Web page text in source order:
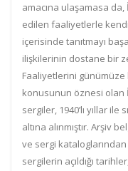
amacına ulaşamasa
edilen faaliyetlerle kendi
içerisinde tanıtmayı
ilişkilerinin dostane bir
Faaliyetlerini
konusunun öznesi olan
sergiler, 1940’lı yıllar ile
altına alınmıştır. Arşiv
ve sergi
sergilerin açıldığı